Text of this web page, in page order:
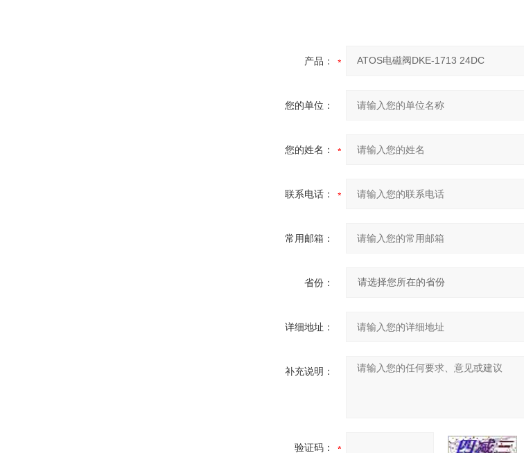
产品：
您的单位：
您的姓名：
联系电话：
常用邮箱：
省份：
详细地址：
补充说明：
验证码：